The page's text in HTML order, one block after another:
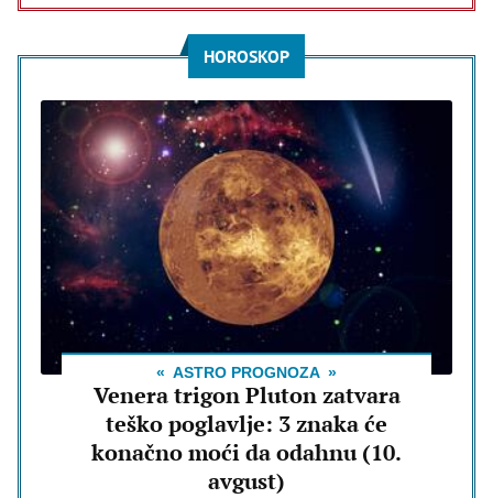
HOROSKOP
ASTRO PROGNOZA
Venera trigon Pluton zatvara
teško poglavlje: 3 znaka će
konačno moći da odahnu (10.
avgust)